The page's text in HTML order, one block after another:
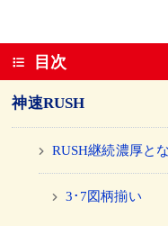
目次
神速RUSH
RUSH継続濃厚と
3･7図柄揃い